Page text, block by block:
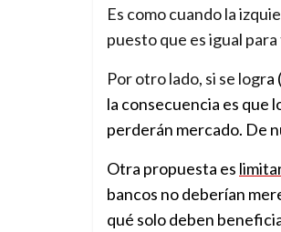
Es como cuando la
puesto que es igual
Por otro lado, si se logra
la consecuencia es que
perderán mercado. De
Otra propuesta es
bancos no deberían
qué solo deben